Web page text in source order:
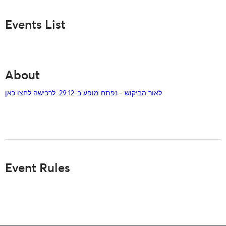
Events List
About
לאור הביקוש - נפתח מופע ב-29.12. לרכישה לחצו כאן
Event Rules